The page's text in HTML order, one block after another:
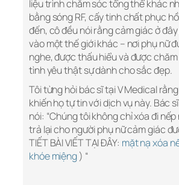
liệu trình chăm sóc tổng thể khác
bằng sóng RF, cấy tinh chất phục
đến, cô đều nói rằng cảm giác ở
vào một thế giới khác – nơi phụ nữ
nghe, được thấu hiểu và được
tình yêu thật sự dành cho sắc đẹp.
Tôi từng hỏi bác sĩ tại V Medical
khiến họ tự tin với dịch vụ này. Bác
nói: “Chúng tôi không chỉ xóa đi nếp
trả lại cho người phụ nữ cảm giác
TIẾT BÀI VIẾT TẠI ĐÂY: mặt nạ xóa
khóe miệng) “